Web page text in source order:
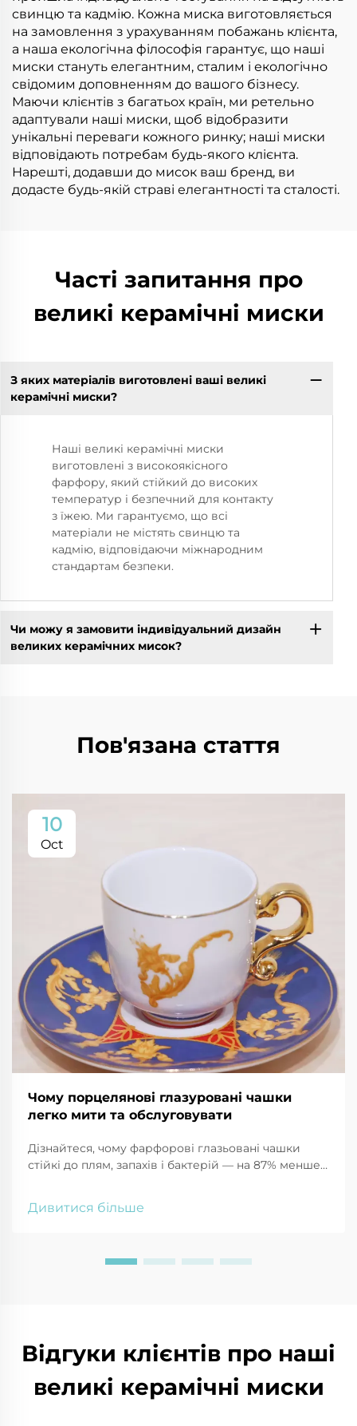
свинцю та кадмію. Кожна миска виготовляється
на замовлення з урахуванням побажань клієнта,
а наша екологічна філософія гарантує, що наші
миски стануть елегантним, сталим і екологічно
свідомим доповненням до вашого бізнесу.
Маючи клієнтів з багатьох країн, ми ретельно
адаптували наші миски, щоб відобразити
унікальні переваги кожного ринку; наші миски
відповідають потребам будь-якого клієнта.
Нарешті, додавши до мисок ваш бренд, ви
додасте будь-якій страві елегантності та сталості.
Часті запитання про
великі керамічні миски
З яких матеріалів виготовлені ваші великі
керамічні миски?
Наші великі керамічні миски
виготовлені з високоякісного
фарфору, який стійкий до високих
температур і безпечний для контакту
з їжею. Ми гарантуємо, що всі
матеріали не містять свинцю та
кадмію, відповідаючи міжнародним
стандартам безпеки.
Чи можу я замовити індивідуальний дизайн
великих керамічних мисок?
Пов'язана стаття
10
Oct
Чому порцелянові глазуровані чашки
легко мити та обслуговувати
Дізнайтеся, чому фарфорові глазьовані чашки
стійкі до плям, запахів і бактерій — на 87% менше
інших засобів. Тримайте кружки як нові —
Дивитися більше
Відгуки клієнтів про наші
великі керамічні миски